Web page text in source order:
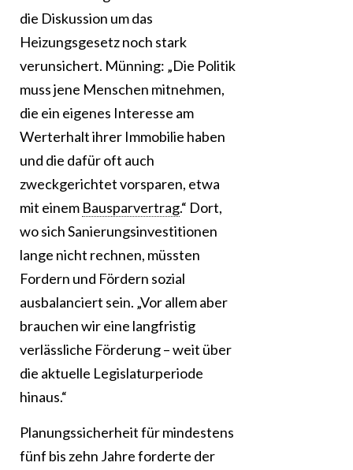
die Diskussion um das
Heizungsgesetz noch stark
verunsichert. Münning: „Die Politik
muss jene Menschen mitnehmen,
die ein eigenes Interesse am
Werterhalt ihrer Immobilie haben
und die dafür oft auch
zweckgerichtet vorsparen, etwa
mit einem Bausparvertrag.“ Dort,
wo sich Sanierungsinvestitionen
lange nicht rechnen, müssten
Fordern und Fördern sozial
ausbalanciert sein. „Vor allem aber
brauchen wir eine langfristig
verlässliche Förderung – weit über
die aktuelle Legislaturperiode
hinaus.“
Planungssicherheit für mindestens
fünf bis zehn Jahre forderte der